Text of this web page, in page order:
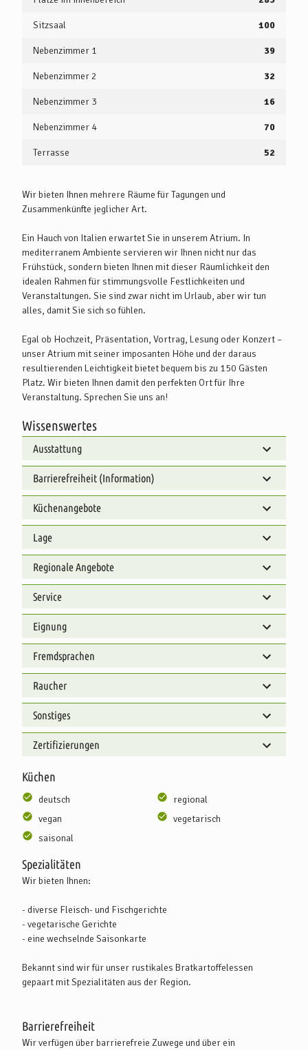
Sitzsaal 100
Nebenzimmer 1 39
Nebenzimmer 2 32
Nebenzimmer 3 16
Nebenzimmer 4 70
Terrasse 52
Wir bieten Ihnen mehrere Räume für Tagungen und
Zusammenkünfte jeglicher Art.
Ein Hauch von Italien erwartet Sie in unserem Atrium. In
mediterranem Ambiente servieren wir Ihnen nicht nur das
Frühstück, sondern bieten Ihnen mit dieser Räumlichkeit den
idealen Rahmen für stimmungsvolle Festlichkeiten und
Veranstaltungen. Sie sind zwar nicht im Urlaub, aber wir tun
alles, damit Sie sich so fühlen.
Egal ob Hochzeit, Präsentation, Vortrag, Lesung oder Konzert –
unser Atrium mit seiner imposanten Höhe und der daraus
resultierenden Leichtigkeit bietet bequem bis zu 150 Gästen
Platz. Wir bieten Ihnen damit den perfekten Ort für Ihre
Veranstaltung. Sprechen Sie uns an!
Spezialitäten
Wir bieten Ihnen:
- diverse Fleisch- und Fischgerichte
- vegetarische Gerichte
- eine wechselnde Saisonkarte
Bekannt sind wir für unser rustikales Bratkartoffelessen
gepaart mit Spezialitäten aus der Region.
Wissenswertes
Ausstattung
Barrierefreiheit (Information)
Küchenangebote
Lage
Regionale Angebote
Service
Eignung
Fremdsprachen
Raucher
Sonstiges
Zertifizierungen
Küchen
deutsch
regional
vegan
vegetarisch
saisonal
Barrierefreiheit
Wir verfügen über barrierefreie Zuwege und über ein